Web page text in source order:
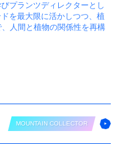
プランツディレクターとし
を最大限に活かしつつ、植
人間と植物の関係性を再構
MOUNTAIN COLLECTOR